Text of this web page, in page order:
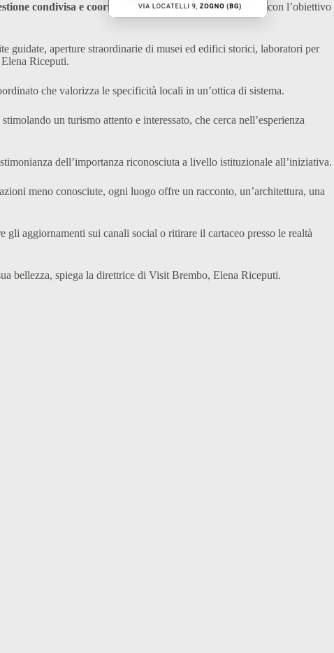
condivisa e coordinata di un calendario culturale,
con l’obiettivo
guidate, aperture straordinarie di musei ed edifici storici, laboratori per
Riceputi.
che valorizza le specificità locali in un’ottica di sistema.
un turismo attento e interessato, che cerca nell’esperienza
dell’importanza riconosciuta a livello istituzionale all’iniziativa.
meno conosciute, ogni luogo offre un racconto, un’architettura, una
gli aggiornamenti sui canali social o ritirare il cartaceo presso le realtà
bellezza, spiega la direttrice di Visit Brembo, Elena Riceputi.